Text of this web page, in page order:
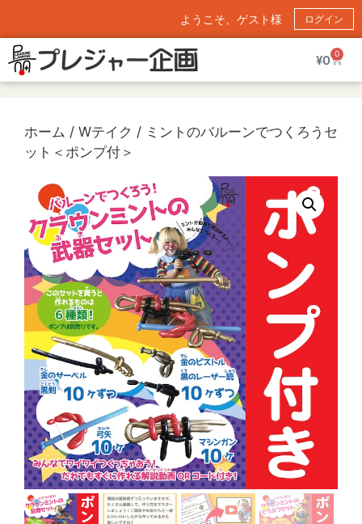
ようこそ、ゲスト様 ログイン
¥0 0
ホーム / Wテイク / ミントのバルーンでつくろうセ
ット＜ポンプ付＞